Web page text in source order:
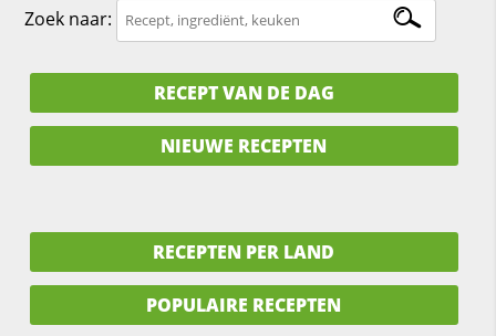
Zoek naar:
RECEPT VAN DE DAG
NIEUWE RECEPTEN
RECEPTEN PER LAND
POPULAIRE RECEPTEN